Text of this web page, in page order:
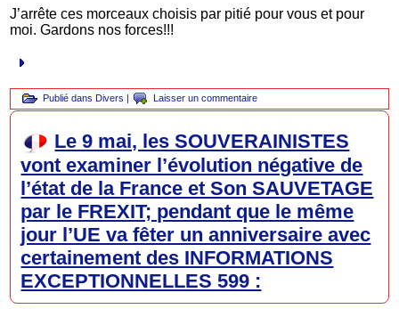
J’arrête ces morceaux choisis par pitié pour vous et pour
moi. Gardons nos forces!!!
Publié dans Divers Laisser un commentaire
Le 9 mai, les SOUVERAINISTES
vont examiner l’évolution négative de
l’état de la France et Son SAUVETAGE
par le FREXIT; pendant que le même
jour l’UE va fêter un anniversaire avec
certainement des INFORMATIONS
EXCEPTIONNELLES 599 :